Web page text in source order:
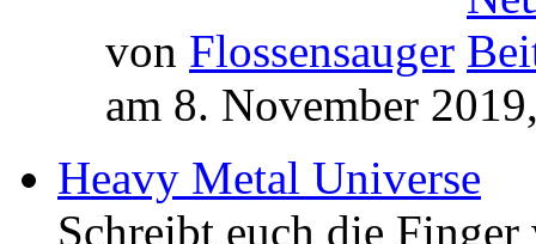
von Flossensauger
am 8. November
Heavy Metal Universe
Schreibt euch die